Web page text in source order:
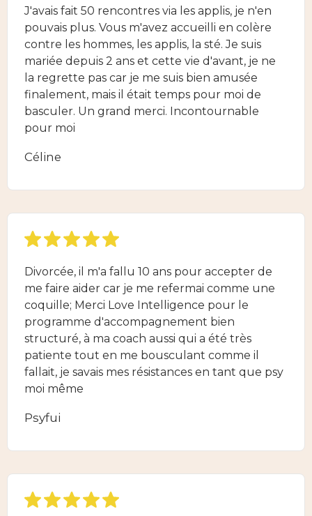
J'avais fait 50 rencontres via les applis, je n'en
pouvais plus. Vous m'avez accueilli en colère
contre les hommes, les applis, la sté. Je suis
mariée depuis 2 ans et cette vie d'avant, je ne
la regrette pas car je me suis bien amusée
finalement, mais il était temps pour moi de
basculer. Un grand merci. Incontournable
pour moi
Céline
Divorcée, il m'a fallu 10 ans pour accepter de
me faire aider car je me refermai comme une
coquille; Merci Love Intelligence pour le
programme d'accompagnement bien
structuré, à ma coach aussi qui a été très
patiente tout en me bousculant comme il
fallait, je savais mes résistances en tant que psy
moi même
Psyfui